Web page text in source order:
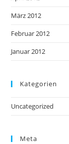
März 2012
Februar 2012
Januar 2012
Kategorien
Uncategorized
Meta